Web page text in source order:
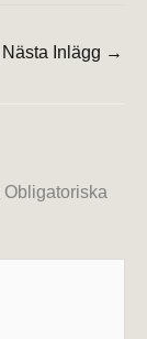
Nästa Inlägg →
Obligatoriska